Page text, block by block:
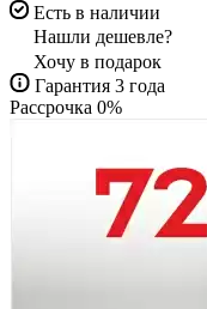
Есть в наличии
Нашли дешевле?
Хочу в подарок
Гарантия 3 года
Рассрочка 0%